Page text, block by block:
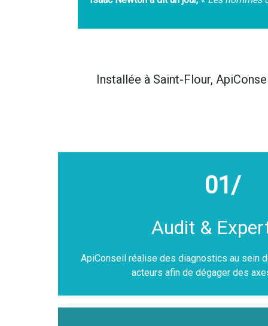
Installée à Saint-Flour,
01/
Audit &
ApiConseil réalise des diagnostics au sein
acteurs afin de dégager des